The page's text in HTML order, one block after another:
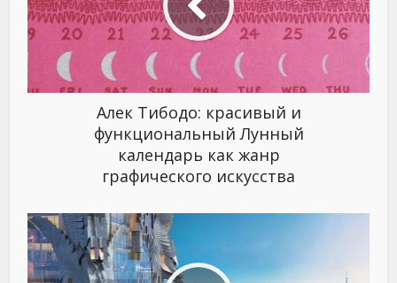
Алек Тибодо: красивый и
функциональный Лунный
календарь как жанр
графического искусства